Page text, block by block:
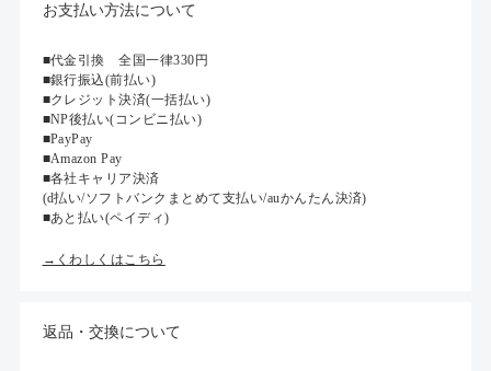
お支払い方法について
■代金引換 全国一律330円
■銀行振込(前払い)
■クレジット決済(一括払い)
■NP後払い(コンビニ払い)
■PayPay
■Amazon Pay
■各社キャリア決済
(d払い/ソフトバンクまとめて支払い/auかんたん決済)
■あと払い(ペイディ)
→くわしくはこちら
返品・交換について